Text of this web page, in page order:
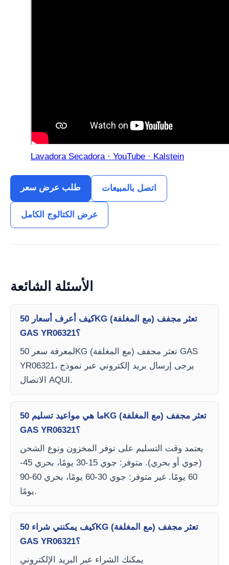
Lavadora Secadora · YouTube · Kalstein
طلب عرض سعر اتصل بالمبيعات
عرض الكتالوج الكامل
الأسئلة الشائعة
كيف أعرف أسعار 50KG تعثر مجفف (مع المغلفة)
GAS YR06321؟
لمعرفة سعر 50KG تعثر مجفف (مع المغلفة) GAS
YR06321، يرجى إرسال بريد إلكتروني عبر نموذج
الاتصال AQUI.
ما هي مواعيد تسليم 50KG تعثر مجفف (مع المغلفة)
GAS YR06321؟
يعتمد وقت التسليم على توفر المخزون ونوع الشحن
(جوي أو بحري). متوفر: جوي 15-30 يومًا، بحري 45-
60 يومًا. غير متوفر: جوي 30-60 يومًا، بحري 60-90
يومًا.
كيف يمكنني شراء 50KG تعثر مجفف (مع المغلفة)
GAS YR06321؟
يمكنك الشراء عبر البريد الإلكتروني